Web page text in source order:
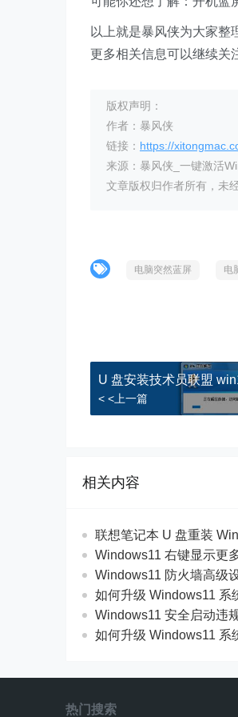
以上就是暴风侠为大家整
更多相关信息可以继续关
版权声明：
作者：暴风侠
链接： https://
来源：暴风侠_一键激活
文章版权归作者所有，未
电脑突然蓝屏 电
U 盘安装技术员联盟
< <上一篇
相关内容
联想笔记本 U 盘重装
Windows11 右键显示更
Windows11 防火墙高级
如何升级 Windows11 系
Windows11 安全启动违
如何升级 Windows11 系
热门搜索